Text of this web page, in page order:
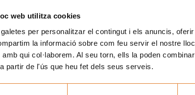
web utilitza cookies
per personalitzar el contingut i els anuncis,
la informació sobre com feu servir el nostre
amb qui col·laborem. Al seu torn, ells la poden
partir de l'ús que heu fet dels seus serveis.